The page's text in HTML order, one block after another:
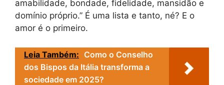
amabilidade, bondade, fidelidade, mansidão e
domínio próprio.” É uma lista e tanto, né? E o
amor é o primeiro.
Leia Também: Como o Conselho
dos Bispos da Itália transforma a
sociedade em 2025?